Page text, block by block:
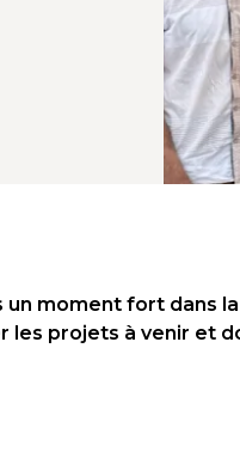
moment fort dans
les projets à venir et